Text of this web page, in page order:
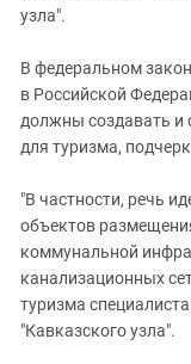
узла".
В федеральном
в Российской
должны создавать и
для туризма,
"В частности, речь
объектов
коммунальной
канализационных
туризма
"Кавказского узла".